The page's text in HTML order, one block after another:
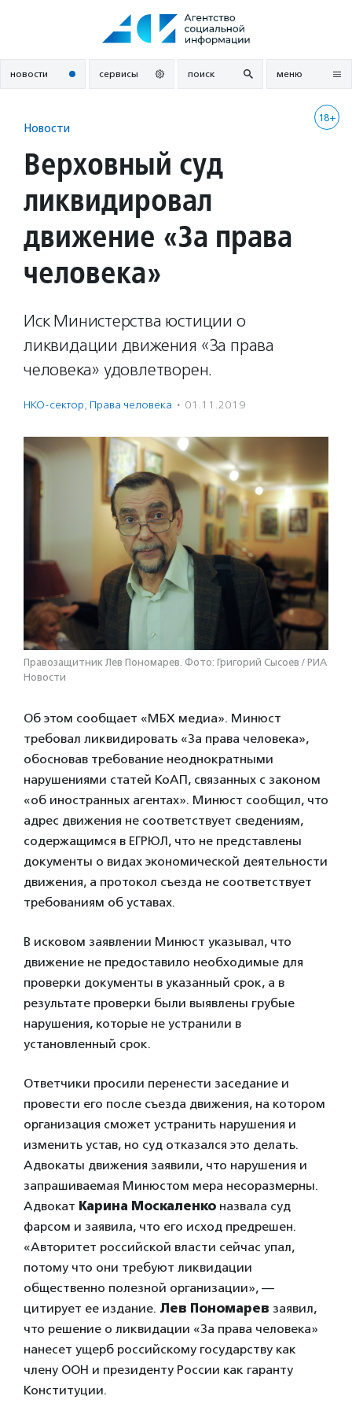
новости сервисы поиск меню
18+
Новости
Верховный суд
ликвидировал
движение «За права
человека»
Иск Министерства юстиции о
ликвидации движения «За права
человека» удовлетворен.
НКО-сектор, Права человека · 01.11.2019
Правозащитник Лев Пономарев. Фото: Григорий Сысоев / РИА
Новости
Об этом сообщает «МБХ медиа». Минюст
требовал ликвидировать «За права человека»,
обосновав требование неоднократными
нарушениями статей КоАП, связанных с законом
«об иностранных агентах». Минюст сообщил, что
адрес движения не соответствует сведениям,
содержащимся в ЕГРЮЛ, что не представлены
документы о видах экономической деятельности
движения, а протокол съезда не соответствует
требованиям об уставах.
В исковом заявлении Минюст указывал, что
движение не предоставило необходимые для
проверки документы в указанный срок, а в
результате проверки были выявлены грубые
нарушения, которые не устранили в
установленный срок.
Ответчики просили перенести заседание и
провести его после съезда движения, на котором
организация сможет устранить нарушения и
изменить устав, но суд отказался это делать.
Адвокаты движения заявили, что нарушения и
запрашиваемая Минюстом мера несоразмерны.
Адвокат Карина Москаленко назвала суд
фарсом и заявила, что его исход предрешен.
«Авторитет российской власти сейчас упал,
потому что они требуют ликвидации
общественно полезной организации», —
цитирует ее издание. Лев Пономарев заявил,
что решение о ликвидации «За права человека»
нанесет ущерб российскому государству как
члену ООН и президенту России как гаранту
Конституции.